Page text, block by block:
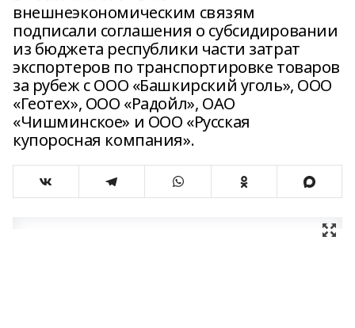
внешнеэкономическим связям
подписали соглашения о субсидировании
из бюджета республики части затрат
экспортеров по транспортировке товаров
за рубеж с ООО «Башкирский уголь», ООО
«Геотех», ООО «Радойл», ОАО
«Чишминское» и ООО «Русская
купоросная компания».